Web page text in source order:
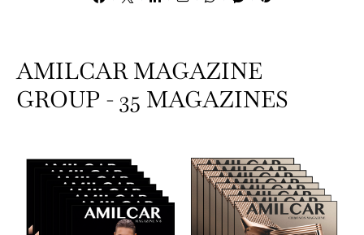
AMILCAR MAGAZINE
GROUP - 35 MAGAZINES